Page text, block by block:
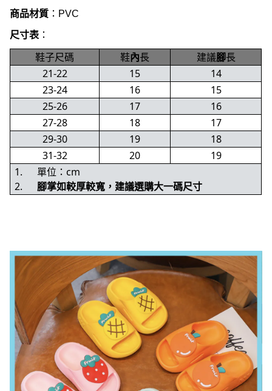
商品材質 ：PVC
尺寸表 ：
鞋子尺碼 鞋內長 建議腳長
21-22
15
14
23-24
16
15
25-26
17
16
27-28
18
17
29-30
19
18
31-32
20
19
1. 單位：cm
2.腳掌如較厚較寬，建議選購大一碼尺寸